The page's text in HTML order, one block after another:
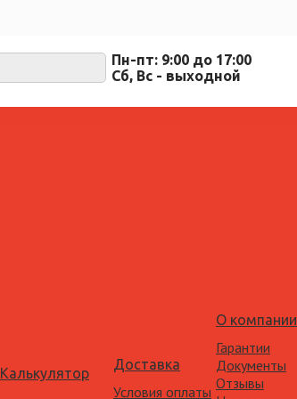
Пн-пт: 9:00 до 17:00
Cб, Вс - выходной
Калькулятор
Доставка
Условия оплаты
О компании
Гарантии
Документы
Отзывы